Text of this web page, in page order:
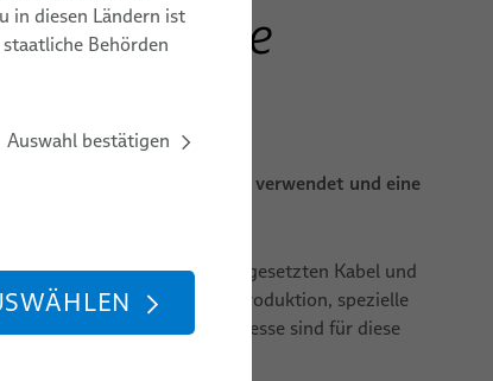
für die
ausgasungsfreie Materialien verwendet und eine
Ansprüche an die dort eingesetzten Kabel und
Grad an Reinheit in der Produktion, spezielle
und Verpackungsprozesse sind für diese
in diesen Ländern ist
Behörden
Auswahl bestätigen